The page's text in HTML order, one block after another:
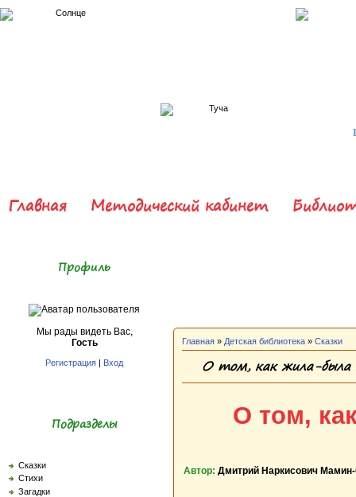
Главная Методический кабинет
Профиль
Мы рады видеть Вас,
Гость
Регистрация | Вход
Подразделы
Сказки
Стихи
Загадки
Главная » Детская библиотека » Сказки
О том, как жила-была
О том,
Автор: Дмитрий Наркисович